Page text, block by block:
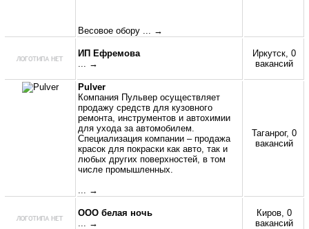
Весовое обору ... →
ИП Ефремова
... →
Иркутск, 0
вакансий
Pulver
Компания Пульвер осуществляет
продажу средств для кузовного
ремонта, инструментов и автохимии
для ухода за автомобилем.
Специализация компании – продажа
красок для покраски как авто, так и
любых других поверхностей, в том
числе промышленных.
... →
Таганрог, 0
вакансий
ООО белая ночь
... →
Киров, 0
вакансий